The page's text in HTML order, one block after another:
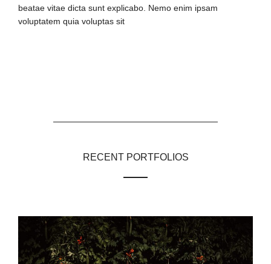
beatae vitae dicta sunt explicabo. Nemo enim ipsam
voluptatem quia voluptas sit
RECENT PORTFOLIOS